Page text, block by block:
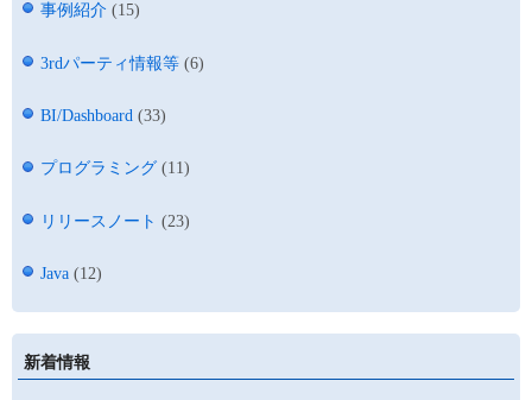
事例紹介 (15)
3rdパーティ情報等 (6)
BI/Dashboard (33)
プログラミング (11)
リリースノート (23)
Java (12)
新着情報